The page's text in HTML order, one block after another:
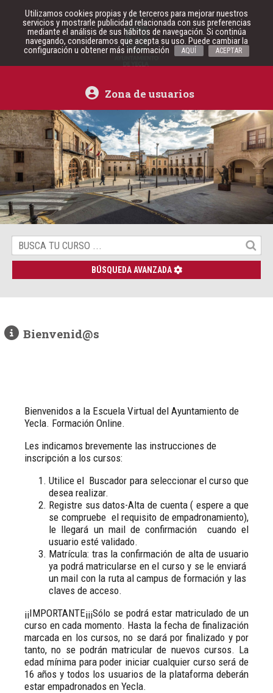
Utilizamos cookies propias y de terceros para mejorar nuestros
servicios y mostrarle publicidad relacionada con sus preferencias
mediante el análisis de sus hábitos de navegación. Si continúa
navegando, consideramos que acepta su uso. Puede cambiar la
configuración u obtener más información
AQUÍ ACEPTAR
Zona de usuarios
BÚSQUEDA AVANZADA
Bienvenid@s
Bienvenidos a la Escuela Virtual del Ayuntamiento de
Yecla. Formación Online.
Les indicamos brevemente las instrucciones de
inscripción a los cursos:
Utilice el Buscador para seleccionar el curso que
desea realizar.
Registre sus datos-Alta de cuenta ( espere a que
se compruebe el requisito de empadronamiento),
le llegará un mail de confirmación cuando el
usuario esté validado.
Matrícula: tras la confirmación de alta de usuario
ya podrá matricularse en el curso y se le enviará
un mail con la ruta al campus de formación y las
claves de acceso.
¡¡IMPORTANTE¡¡¡Sólo se podrá estar matriculado de un
curso en cada momento. Hasta la fecha de finalización
marcada en los cursos, no se dará por finalizado y por
tanto, no se podrán matricular de nuevos cursos. La
edad mínima para poder iniciar cualquier curso será de
16 años y todos los usuarios de la plataforma deberán
estar empadronados en Yecla.